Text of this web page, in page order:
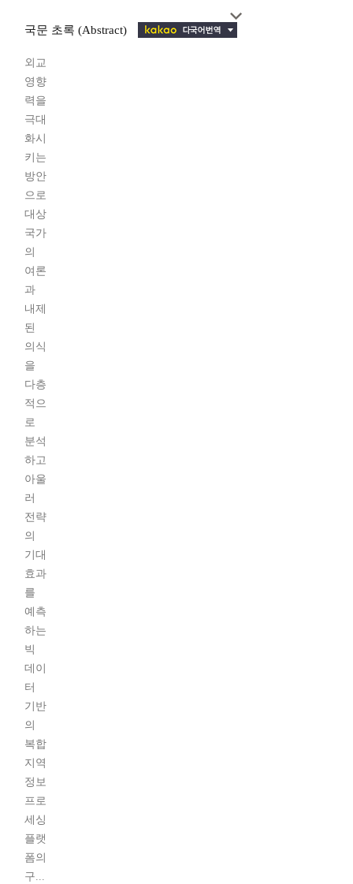
국문 초록 (Abstract)
외교
영향
력을
극대
화시
키는
방안
으로
대상
국가
의
여론
과
내제
된
의식
을
다층
적으
로
분석
하고
아울
러
전략
의
기대
효과
를
예측
하는
빅
데이
터
기반
의
복합
지역
정보
프로
세싱
플랫
폼의
구...